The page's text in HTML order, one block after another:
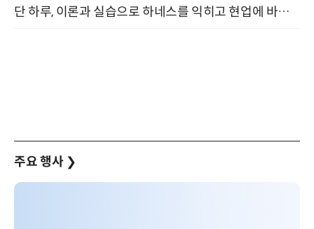
단 하루, 이론과 실습으로 하네스를 익히고 현업에 바로 쓰는 핸즈온 워크숍 (8/20)
주요 행사 ❯